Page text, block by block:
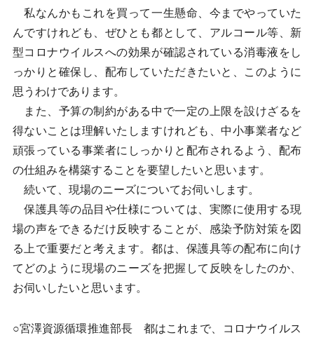
私なんかもこれを買って一生懸命、今までやっていた
んですけれども、ぜひとも都として、アルコール等、新
型コロナウイルスへの効果が確認されている消毒液をし
っかりと確保し、配布していただきたいと、このように
思うわけであります。
また、予算の制約がある中で一定の上限を設けざるを
得ないことは理解いたしますけれども、中小事業者など
頑張っている事業者にしっかりと配布されるよう、配布
の仕組みを構築することを要望したいと思います。
続いて、現場のニーズについてお伺いします。
保護具等の品目や仕様については、実際に使用する現
場の声をできるだけ反映することが、感染予防対策を図
る上で重要だと考えます。都は、保護具等の配布に向け
てどのように現場のニーズを把握して反映をしたのか、
お伺いしたいと思います。
○宮澤資源循環推進部長 都はこれまで、コロナウイルス